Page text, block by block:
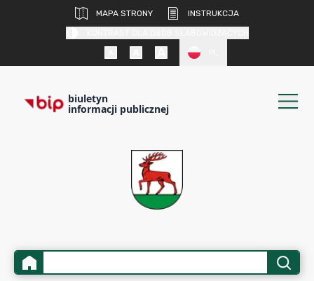
MAPA STRONY
INSTRUKCJA
biuletyn
informacji publicznej